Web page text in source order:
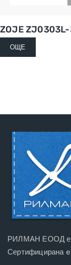
ZOJE
ОЩЕ
РИЛМАН ЕООД е
Сертифицирана e